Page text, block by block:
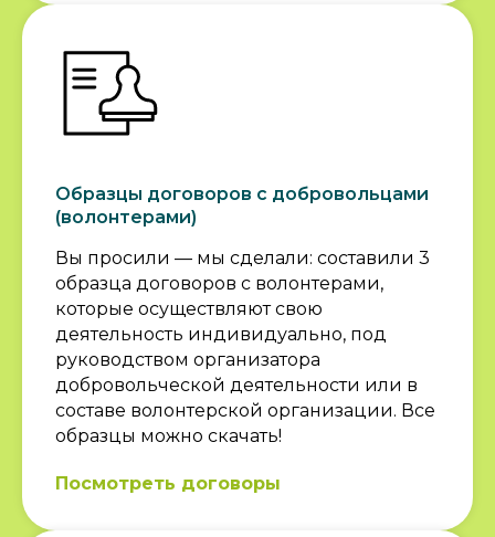
Образцы договоров с добровольцами
(волонтерами)
Вы просили — мы сделали: составили 3
образца договоров с волонтерами,
которые осуществляют свою
деятельность индивидуально, под
руководством организатора
добровольческой деятельности или в
составе волонтерской организации. Все
образцы можно скачать!
Посмотреть договоры